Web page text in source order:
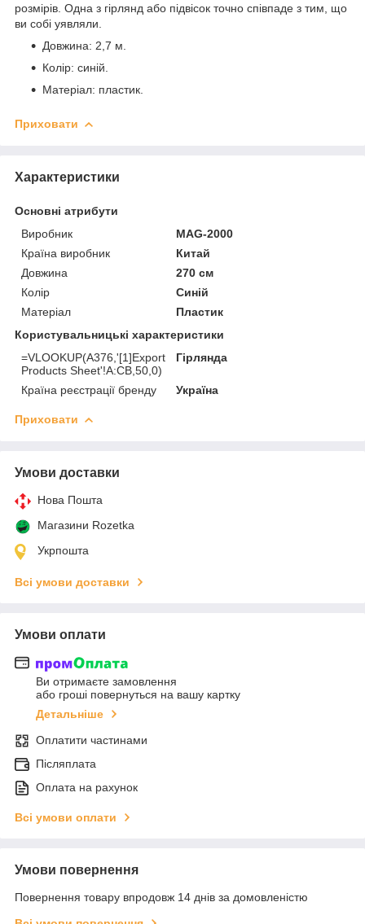
розмірів. Одна з гірлянд або підвісок точно співпаде з тим, що
ви собі уявляли.
Довжина: 2,7 м.
Колір: синій.
Матеріал: пластик.
Приховати
Характеристики
Основні атрибути
Виробник
MAG-2000
Країна виробник
Китай
Довжина
270 см
Колір
Синій
Матеріал
Пластик
Користувальницькі характеристики
=VLOOKUP(A376,'[1]Export
Products Sheet'!A:CB,50,0)
Гірлянда
Країна реєстрації бренду Україна
Приховати
Умови доставки
Нова Пошта
Магазини Rozetka
Укрпошта
Всі умови доставки
Умови оплати
Ви отримаєте замовлення
або гроші повернуться на вашу картку
Детальніше
Оплатити частинами
Післяплата
Оплата на рахунок
Всі умови оплати
Умови повернення
Повернення товару впродовж 14 днів за домовленістю